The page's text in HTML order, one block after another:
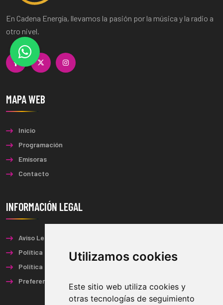
Utilizamos cookies
Este sitio web utiliza cookies y
otras tecnologías de seguimiento
En Cadena Energía, llevamos la pasión por la música y la radio a
otro nivel.
MAPA WEB
Inicio
Programación
Emisoras
Contacto
INFORMACIÓN LEGAL
Aviso Legal
Política de Privacidad
Política de Cookies
Preferencias de Cookies